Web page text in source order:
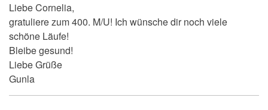
Liebe Cornelia,
gratuliere zum 400. M/U! Ich wünsche dir noch viele
schöne Läufe!
Bleibe gesund!
Liebe Grüße
Gunla